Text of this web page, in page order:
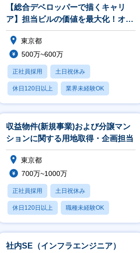
【総合デベロッパーで描くキャリ
ア】担当ビルの価値を最大化！オフ
ィスビル運営マネージャー/年収500
万
東京都
500万~600万
正社員採用 土日祝休み
休日120日以上 業界未経験OK
転勤なし
収益物件(新規事業)および分譲マン
ションに関する用地取得・企画担当
東京都
700万~1000万
正社員採用 土日祝休み
休日120日以上 職種未経験OK
転勤なし
社内SE（インフラエンジニア）